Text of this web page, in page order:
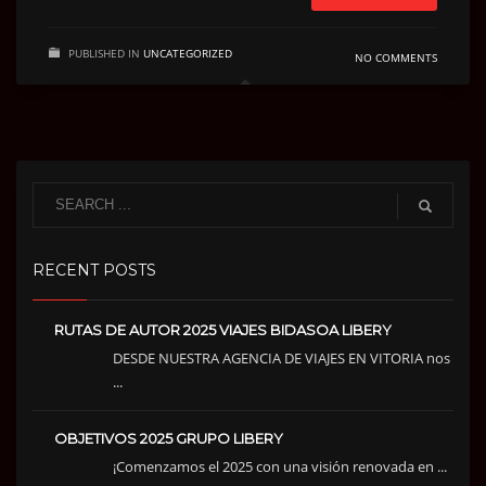
PUBLISHED IN UNCATEGORIZED NO COMMENTS
RECENT POSTS
RUTAS DE AUTOR 2025 VIAJES BIDASOA LIBERY
DESDE NUESTRA AGENCIA DE VIAJES EN VITORIA nos
...
OBJETIVOS 2025 GRUPO LIBERY
¡Comenzamos el 2025 con una visión renovada en ...